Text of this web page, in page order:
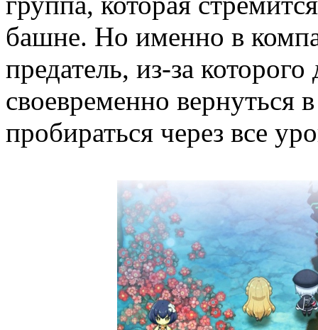
башне. Но именно в
предатель, из-за
своевременно вернуться
пробираться через все